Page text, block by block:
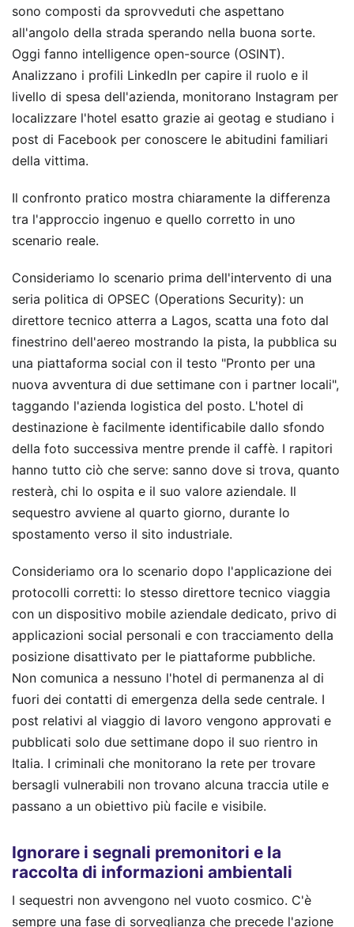
sono composti da sprovveduti che aspettano
all'angolo della strada sperando nella buona sorte.
Oggi fanno intelligence open-source (OSINT).
Analizzano i profili LinkedIn per capire il ruolo e il
livello di spesa dell'azienda, monitorano Instagram per
localizzare l'hotel esatto grazie ai geotag e studiano i
post di Facebook per conoscere le abitudini familiari
della vittima.
Il confronto pratico mostra chiaramente la differenza
tra l'approccio ingenuo e quello corretto in uno
scenario reale.
Consideriamo lo scenario prima dell'intervento di una
seria politica di OPSEC (Operations Security): un
direttore tecnico atterra a Lagos, scatta una foto dal
finestrino dell'aereo mostrando la pista, la pubblica su
una piattaforma social con il testo "Pronto per una
nuova avventura di due settimane con i partner locali",
taggando l'azienda logistica del posto. L'hotel di
destinazione è facilmente identificabile dallo sfondo
della foto successiva mentre prende il caffè. I rapitori
hanno tutto ciò che serve: sanno dove si trova, quanto
resterà, chi lo ospita e il suo valore aziendale. Il
sequestro avviene al quarto giorno, durante lo
spostamento verso il sito industriale.
Consideriamo ora lo scenario dopo l'applicazione dei
protocolli corretti: lo stesso direttore tecnico viaggia
con un dispositivo mobile aziendale dedicato, privo di
applicazioni social personali e con tracciamento della
posizione disattivato per le piattaforme pubbliche.
Non comunica a nessuno l'hotel di permanenza al di
fuori dei contatti di emergenza della sede centrale. I
post relativi al viaggio di lavoro vengono approvati e
pubblicati solo due settimane dopo il suo rientro in
Italia. I criminali che monitorano la rete per trovare
bersagli vulnerabili non trovano alcuna traccia utile e
passano a un obiettivo più facile e visibile.
Ignorare i segnali premonitori e la
raccolta di informazioni ambientali
I sequestri non avvengono nel vuoto cosmico. C'è
sempre una fase di sorveglianza che precede l'azione